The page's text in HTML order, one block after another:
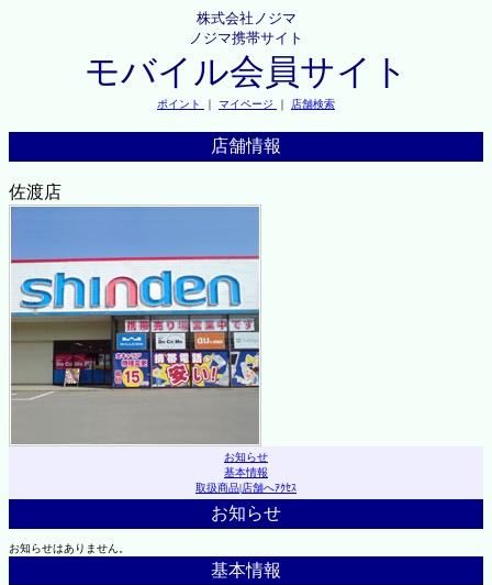
株式会社ノジマ
ノジマ携帯サイト
モバイル会員サイト
ポイント ｜ マイページ ｜ 店舗検索
店舗情報
佐渡店
お知らせ
基本情報
取扱商品|店舗へｱｸｾｽ
お知らせ
お知らせはありません。
基本情報